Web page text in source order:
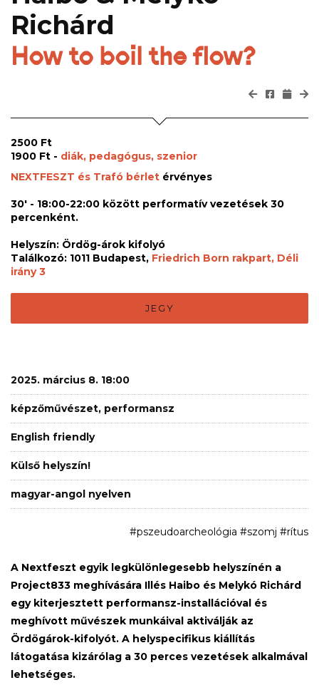
Richárd
How to boil the flow?
2500 Ft
1900 Ft - diák, pedagógus, szenior
NEXTFESZT és Trafó bérlet érvényes
30' - 18:00-22:00 között performatív vezetések 30
percenként.
Helyszín: Ördög-árok kifolyó
Találkozó: 1011 Budapest, Friedrich Born rakpart, Déli
irány 3
JEGY
2025. március 8. 18:00
képzőművészet, performansz
English friendly
Külső helyszín!
magyar-angol nyelven
#pszeudoarcheológia #szomj #rítus
A Nextfeszt egyik legkülönlegesebb helyszínén a
Project833 meghívására Illés Haibo és Melykó Richárd
egy kiterjesztett performansz-installációval és
meghívott művészek munkáival aktiválják az
Ördögárok-kifolyót. A helyspecifikus kiállítás
látogatása kizárólag a 30 perces vezetések alkalmával
lehetséges.